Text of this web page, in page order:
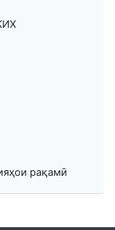
рақамӣ